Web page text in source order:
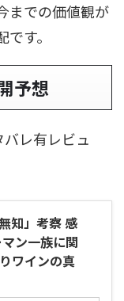
までの価値観が
す。
予想
レ有レビュ
知」考察 感
ン一族に関
ワインの真